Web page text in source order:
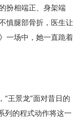
扮相端正、身架端
慎腿部骨折，医生让
一场中，她一直跪着
王景龙”面对昔日的
列的程式动作将这一